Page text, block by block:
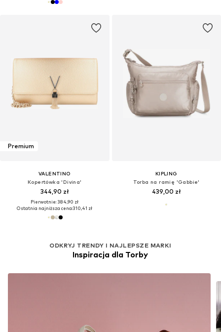
Premium
VALENTINO
Kopertówka 'Divina'
344,90 zł
Pierwotnie: 384,90 zł
Ostatnia najniższa cena:310,41 zł
ODKRYJ TRENDY I NAJLEPSZE MARKI
Inspiracja dla Torby
KIPLING
Torba na ramię 'Gabbie'
439,00 zł